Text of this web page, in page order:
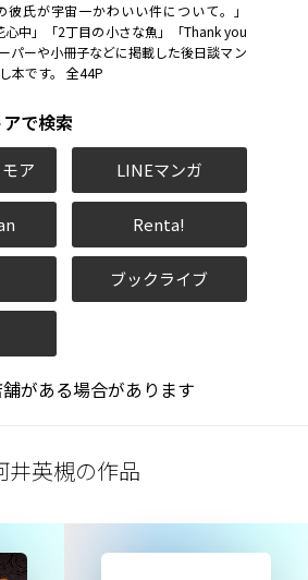
氏が宇宙一かわいい件について。」
心中」「2丁目の小さな魚」「Thank you
パーや小冊子などに掲載した後日談マン
本です。 全44P
で検索
ア LINEマンガ
Renta!
ブックライブ
がある場合があります
井英槻の作品